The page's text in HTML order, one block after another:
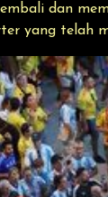
dan
yang telah